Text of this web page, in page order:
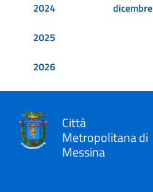
2024
2025
2026
dicembre
Città
Metropolitana di
Messina